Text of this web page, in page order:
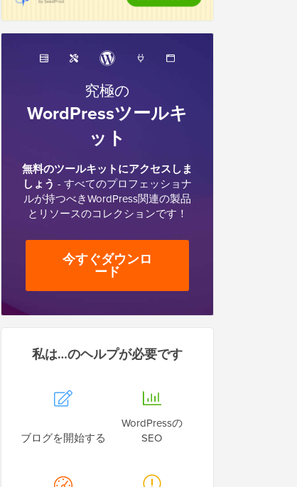
究極の
WordPressツールキ
ット
無料のツールキットにアクセスしま
しょう - すべてのプロフェッショナ
ルが持つべきWordPress関連の製品
とリソースのコレクションです！
今すぐダウンロ
ード
私は…のヘルプが必要です
ブログを開始する
WordPressの
SEO